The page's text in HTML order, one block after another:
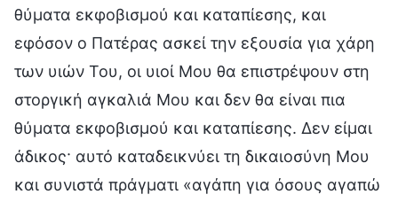
θύματα εκφοβισμού και καταπίεσης, και
εφόσον ο Πατέρας ασκεί την εξουσία για χάρη
των υιών Του, οι υιοί Μου θα επιστρέψουν στη
στοργική αγκαλιά Μου και δεν θα είναι πια
θύματα εκφοβισμού και καταπίεσης. Δεν είμαι
άδικος· αυτό καταδεικνύει τη δικαιοσύνη Μου
και συνιστά πράγματι «αγάπη για όσους αγαπώ